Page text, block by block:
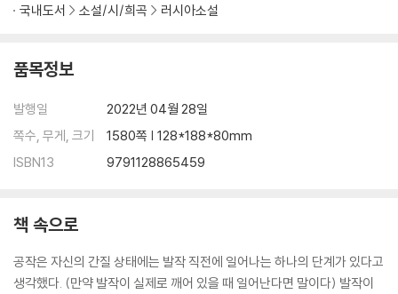
국내도서
소설/시/희곡 러시아소설
품목정보
발행일
2022년 04월 28일
쪽수, 무게, 크기
1580쪽 | 128*188*80mm
ISBN13
9791128865459
책 속으로
공작은 자신의 간질 상태에는 발작 직전에 일어나는 하나의 단계가 있다고
생각했다. (만약 발작이 실제로 깨어 있을 때 일어난다면 말이다) 발작이